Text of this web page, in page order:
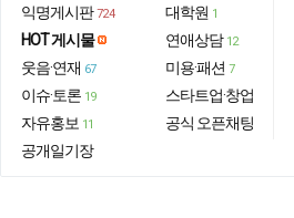
익명게시판 724
HOT 게시물
웃음·연재 67
이슈·토론 19
자유홍보 11
공개일기장
대학원 1
연애상담 12
미용·패션 7
스타트업·창업
공식 오픈채팅